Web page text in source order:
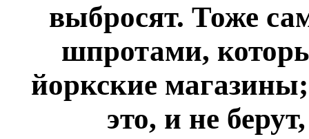
выбросят. Тоже
шпротами,
йоркские
это, и не